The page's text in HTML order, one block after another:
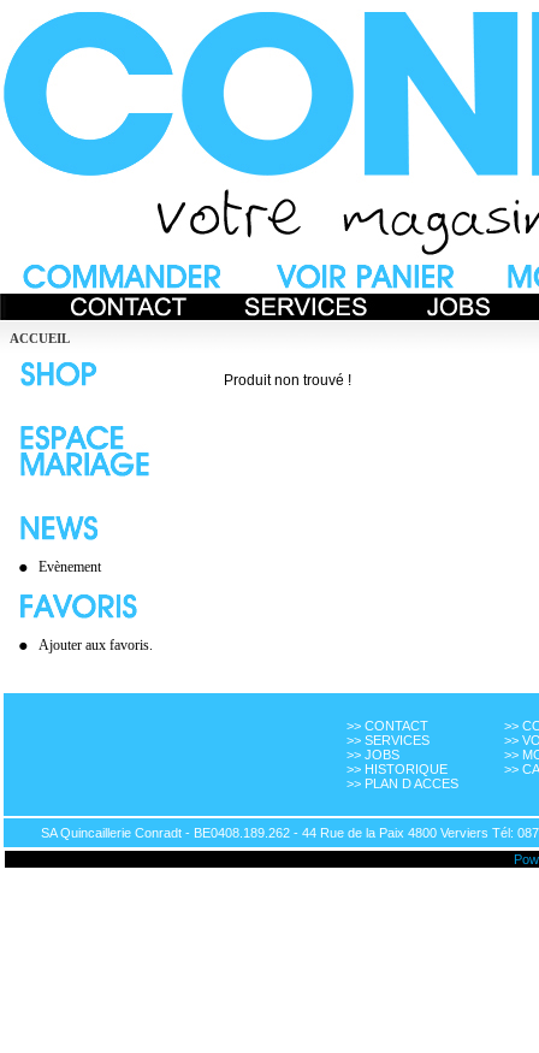
ACCUEIL
Evènement
Ajouter aux favoris.
Produit non trouvé !
>> CONTACT
>> SERVICES
>> JOBS
>> HISTORIQUE
>> PLAN D ACCES
>>
>>
>>
>>
SA Quincaillerie Conradt - BE0408.189.262 - 44 Rue de la Paix 4800 Verviers Tél: